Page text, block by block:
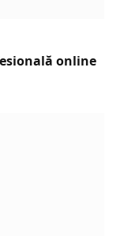
online